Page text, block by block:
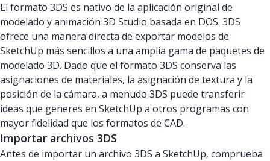
El formato 3DS es nativo de la aplicación original de
modelado y animación 3D Studio basada en DOS. 3DS
ofrece una manera directa de exportar modelos de
SketchUp más sencillos a una amplia gama de paquetes de
modelado 3D. Dado que el formato 3DS conserva las
asignaciones de materiales, la asignación de textura y la
posición de la cámara, a menudo 3DS puede transferir
ideas que generes en SketchUp a otros programas con
mayor fidelidad que los formatos de CAD.
Importar archivos 3DS
Antes de importar un archivo 3DS a SketchUp, comprueba